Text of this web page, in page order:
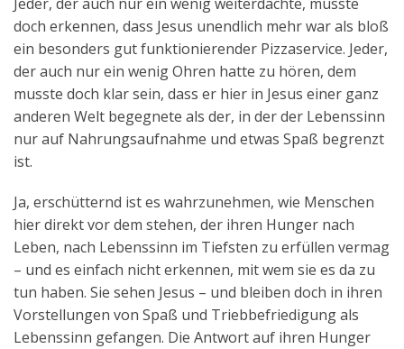
doch erkennen, dass Jesus unendlich mehr war als bloß
ein besonders gut funktionierender Pizzaservice. Jeder,
der auch nur ein wenig Ohren hatte zu hören, dem
musste doch klar sein, dass er hier in Jesus einer ganz
anderen Welt begegnete als der, in der der Lebenssinn
nur auf Nahrungsaufnahme und etwas Spaß begrenzt
ist.
Ja, erschütternd ist es wahrzunehmen, wie Menschen
hier direkt vor dem stehen, der ihren Hunger nach
Leben, nach Lebenssinn im Tiefsten zu erfüllen vermag
– und es einfach nicht erkennen, mit wem sie es da zu
tun haben. Sie sehen Jesus – und bleiben doch in ihren
Vorstellungen von Spaß und Triebbefriedigung als
Lebenssinn gefangen. Die Antwort auf ihren Hunger